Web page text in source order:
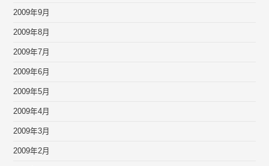
2009年9月
2009年8月
2009年7月
2009年6月
2009年5月
2009年4月
2009年3月
2009年2月